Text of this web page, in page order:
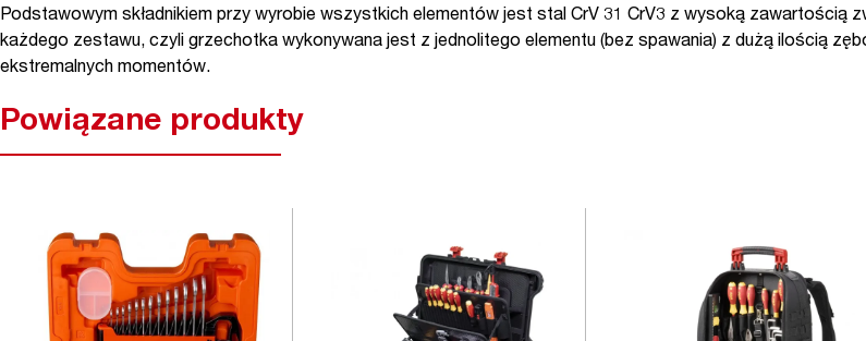
Podstawowym składnikiem przy wyrobie wszystkich elementów jest stal CrV 31 CrV3 z wysoką zawartością
każdego zestawu, czyli grzechotka wykonywana jest z jednolitego elementu (bez spawania) z dużą ilością
ekstremalnych momentów.
Powiązane produkty